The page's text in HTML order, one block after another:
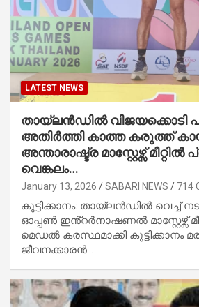
LATEST NEWS
തായ്‌ലൻഡിൽ വിജയക്കൊടി
അതിർത്തി കാത്ത കരുത്ത്
അന്താരാഷ്ട്ര മാസ്റ്റേഴ്സ്
വെങ്കലം…
January 13, 2026 SABARI NEWS 714
കുട്ടിക്കാനം: തായ്‌ലൻഡിൽ വെച്ച്
ഓപ്പൺ ഇൻ്റർനാഷണൽ മാസ്റ്റേഴ്സ്
മെഡൽ കരസ്ഥമാക്കി കുട്ടിക്കാനം
ജീവനക്കാരൻ…